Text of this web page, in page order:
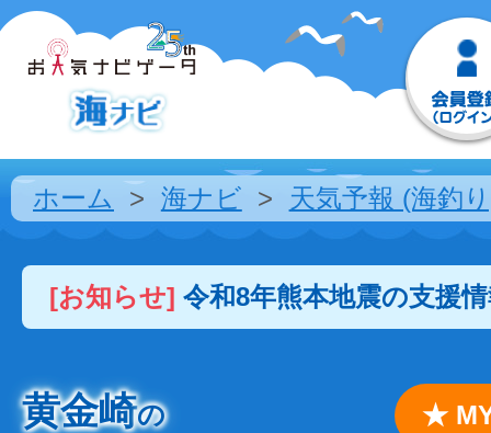
ホーム 海ナビ 天気予報 (海釣
[お知らせ] 令和8年熊本地震の支援
黄金崎の
★